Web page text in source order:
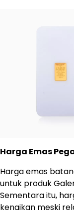
Harga Emas
Harga emas
untuk produk
Sementara itu,
kenaikan meski